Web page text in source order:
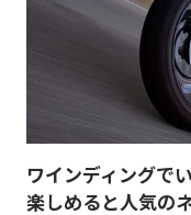
ワインディングで
楽しめると人気の